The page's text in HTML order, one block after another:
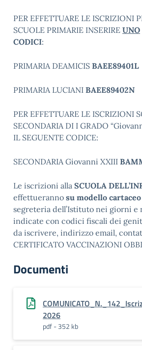
PER EFFETTUARE LE ISCRIZIONI
SCUOLE PRIMARIE INSERIRE UNO
CODICI:
PRIMARIA DEAMICIS BAEE89401L
PRIMARIA LUCIANI BAEE89402N
PER EFFETTUARE LE ISCRIZIONI
SECONDARIA DI I GRADO
IL SEGUENTE CODICE:
SECONDARIA Giovanni XXIII
Le iscrizioni alla SCUOLA
effettueranno su modello cartaceo
segreteria dell’Istituto nei giorni e
indicate con codici fiscali dei
da iscrivere, indirizzo email,
CERTIFICATO VACCINAZIONI
Documenti
2026
pdf - 352 kb